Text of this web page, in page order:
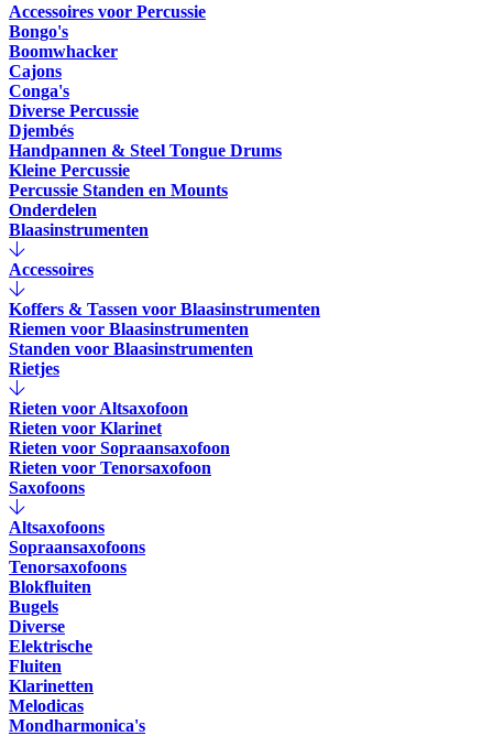
Accessoires voor Percussie
Bongo's
Boomwhacker
Cajons
Conga's
Diverse Percussie
Djembés
Handpannen & Steel Tongue Drums
Kleine Percussie
Percussie Standen en Mounts
Onderdelen
Blaasinstrumenten
Accessoires
Koffers & Tassen voor Blaasinstrumenten
Riemen voor Blaasinstrumenten
Standen voor Blaasinstrumenten
Rietjes
Rieten voor Altsaxofoon
Rieten voor Klarinet
Rieten voor Sopraansaxofoon
Rieten voor Tenorsaxofoon
Saxofoons
Altsaxofoons
Sopraansaxofoons
Tenorsaxofoons
Blokfluiten
Bugels
Diverse
Elektrische
Fluiten
Klarinetten
Melodicas
Mondharmonica's